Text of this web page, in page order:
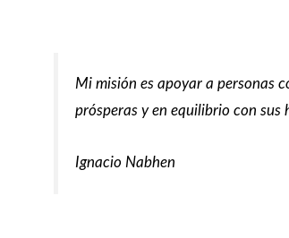
Mi misión es apoyar a personas
prósperas y en equilibrio con sus
Ignacio Nabhen